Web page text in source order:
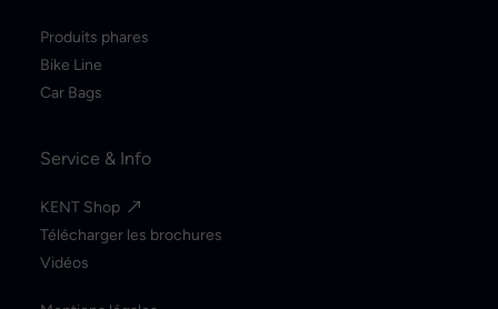
Produits phares
Bike Line
Car Bags
Service & Info
KENT Shop
Télécharger les brochures
Vidéos